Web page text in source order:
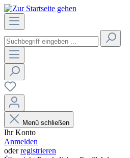
Menü schließen
Ihr Konto
Anmelden
oderregistrieren